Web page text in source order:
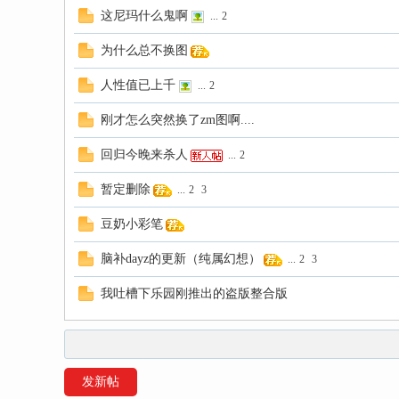
这尼玛什么鬼啊 ... 2
为什么总不换图
人性值已上千 ... 2
刚才怎么突然换了zm图啊....
回归今晚来杀人 ... 2
暂定删除 ... 2 3
豆奶小彩笔
脑补dayz的更新（纯属幻想） ... 2 3
我吐槽下乐园刚推出的盗版整合版
发新帖